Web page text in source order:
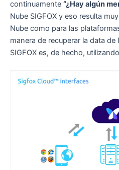
continuamente “¿Hay algún
Nube SIGFOX y eso resulta
Nube como para las
manera de recuperar la data
SIGFOX es, de hecho,